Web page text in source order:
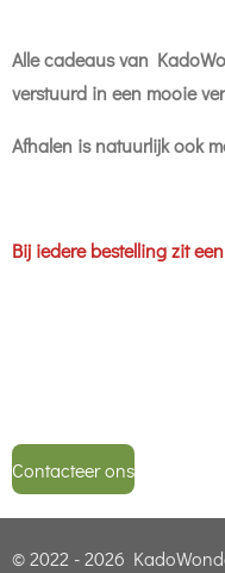
Alle cadeaus van
verstuurd in een mooie
Afhalen is natuurlijk ook
Bij iedere bestelling zit
Contacteer ons
© 2022 - 2026